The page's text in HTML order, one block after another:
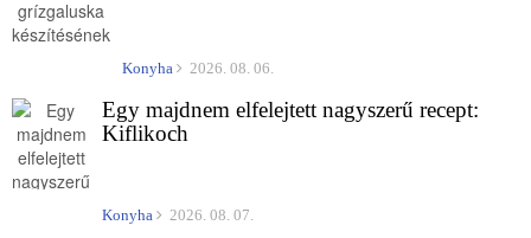
Konyha 2026. 08. 06.
Egy majdnem elfelejtett nagyszerű recept:
Kiflikoch
Konyha 2026. 08. 07.